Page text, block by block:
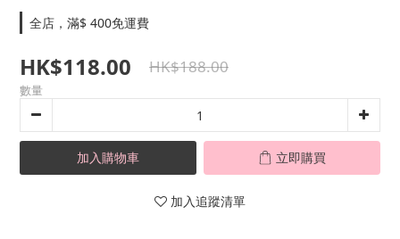
全店，滿$ 400免運費
HK$118.00 HK$188.00
數量
加入購物車 立即購買
加入追蹤清單